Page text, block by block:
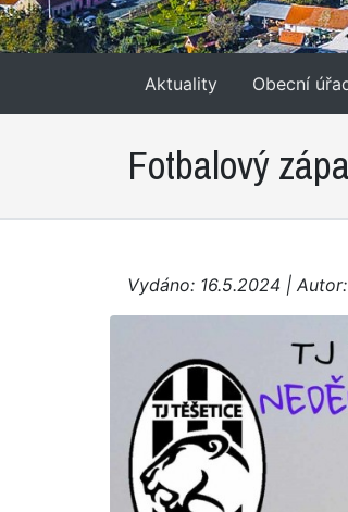
Aktuality Obecní
Fotbalový
Vydáno: 16.5.2024 |